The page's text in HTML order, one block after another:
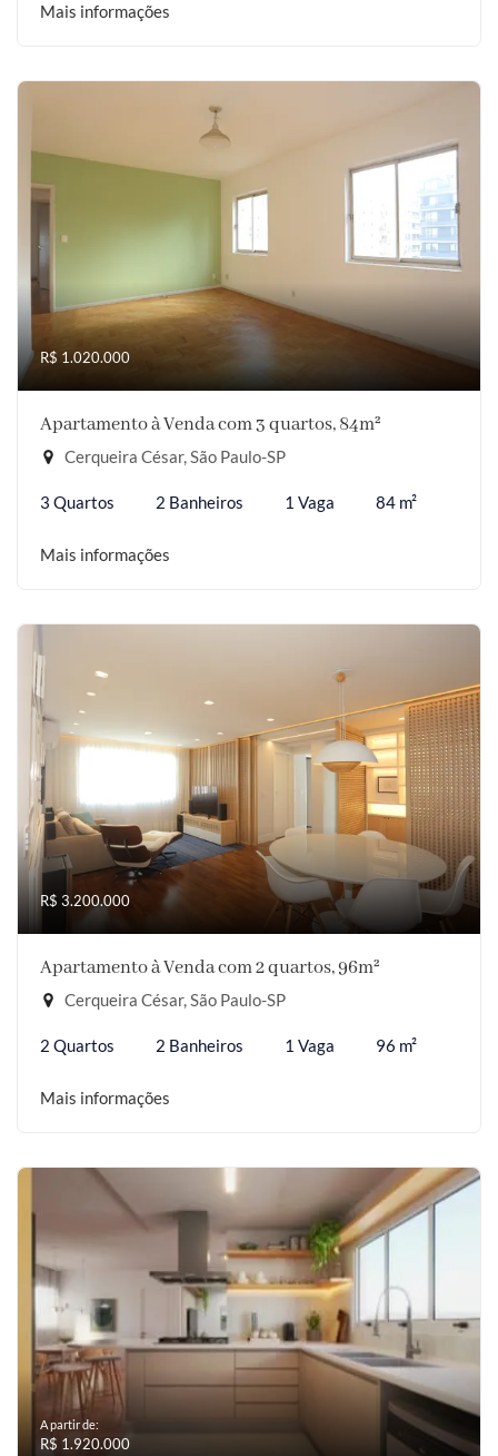
Mais informações
R$ 1.020.000
Apartamento à Venda com 3 quartos, 84m²
Cerqueira César, São Paulo-SP
3 Quartos 2 Banheiros 1 Vaga 84 m²
Mais informações
R$ 3.200.000
Apartamento à Venda com 2 quartos, 96m²
Cerqueira César, São Paulo-SP
2 Quartos 2 Banheiros 1 Vaga 96 m²
Mais informações
A partir de:
R$ 1.920.000